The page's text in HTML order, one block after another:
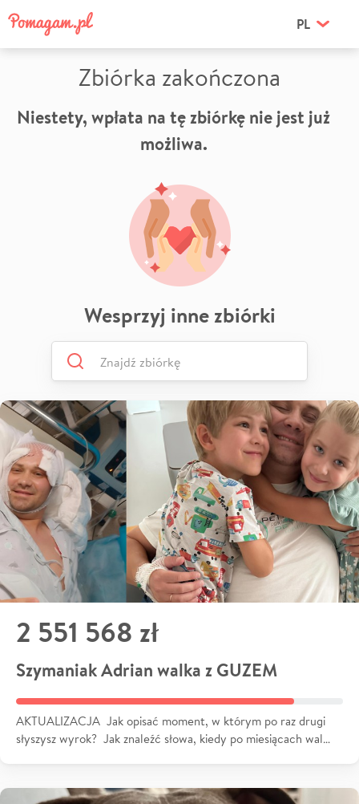
PL
Zbiórka zakończona
Niestety, wpłata na tę zbiórkę nie jest już
możliwa.
Wesprzyj inne zbiórki
2 551 568 zł
Szymaniak Adrian walka z GUZEM
AKTUALIZACJA Jak opisać moment, w którym po raz drugi
słyszysz wyrok? Jak znaleźć słowa, kiedy po miesiącach wal…